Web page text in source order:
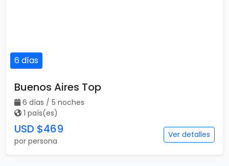
6 días
Buenos Aires Top
6 días / 5 noches
1 país(es)
USD $469
por persona
Ver detalles